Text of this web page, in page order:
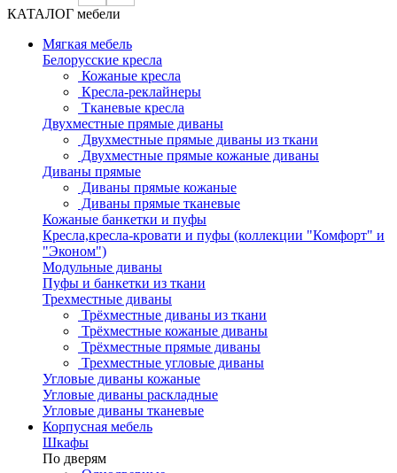
КАТАЛОГ мебели
Мягкая мебель
Белорусские кресла
Кожаные кресла
Кресла-реклайнеры
Тканевые кресла
Двухместные прямые диваны
Двухместные прямые диваны из ткани
Двухместные прямые кожаные диваны
Диваны прямые
Диваны прямые кожаные
Диваны прямые тканевые
Кожаные банкетки и пуфы
Кресла,кресла-кровати и пуфы (коллекции "Комфорт" и
"Эконом")
Модульные диваны
Пуфы и банкетки из ткани
Трехместные диваны
Трёхместные диваны из ткани
Трёхместные кожаные диваны
Трёхместные прямые диваны
Трехместные угловые диваны
Угловые диваны кожаные
Угловые диваны раскладные
Угловые диваны тканевые
Корпусная мебель
Шкафы
По дверям